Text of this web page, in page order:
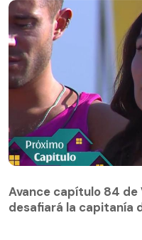
desafiará la capitanía
Avance capítulo 84 de
desafiará la capitanía